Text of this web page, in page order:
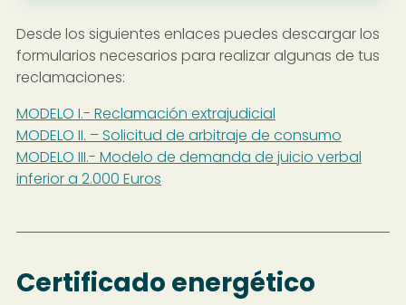
Desde los siguientes enlaces puedes descargar los
formularios necesarios para realizar algunas de tus
reclamaciones:
MODELO I.- Reclamación extrajudicial
MODELO II. – Solicitud de arbitraje de consumo
MODELO III.- Modelo de demanda de juicio verbal
inferior a 2.000 Euros
Certificado energético